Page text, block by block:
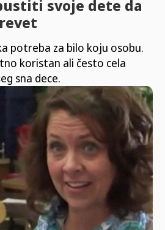
svoje dete da
potreba za bilo koju osobu.
koristan ali često cela
sna dece.